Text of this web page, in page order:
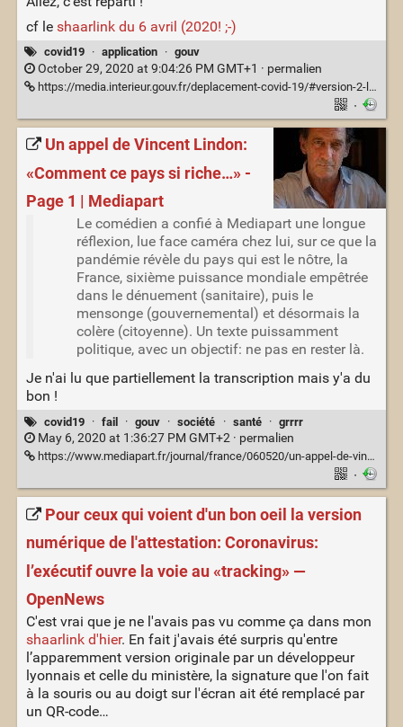
cf le shaarlink du 6 avril (2020! ;-)
covid19 · application · gouv
October 29, 2020 at 9:04:26 PM GMT+1 · permalien
https://media.interieur.gouv.fr/deplacement-covid-19/#version-2-le-retour
·
Un appel de Vincent Lindon:
«Comment ce pays si riche…» -
Page 1 | Mediapart
Le comédien a confié à Mediapart une longue
réflexion, lue face caméra chez lui, sur ce que la
pandémie révèle du pays qui est le nôtre, la
France, sixième puissance mondiale empêtrée
dans le dénuement (sanitaire), puis le
mensonge (gouvernemental) et désormais la
colère (citoyenne). Un texte puissamment
politique, avec un objectif: ne pas en rester là.
Je n'ai lu que partiellement la transcription mais y'a du
bon !
covid19 · fail · gouv · société · santé · grrrr
May 6, 2020 at 1:36:27 PM GMT+2 · permalien
https://www.mediapart.fr/journal/france/060520/un-appel-de-vincent-lindon-comment-ce-pays-si-riche
·
Pour ceux qui voient d'un bon oeil la version
numérique de l'attestation: Coronavirus:
l’exécutif ouvre la voie au «tracking» —
OpenNews
C'est vrai que je ne l'avais pas vu comme ça dans mon
shaarlink d'hier. En fait j'avais été surpris qu'entre
l’apparemment version originale par un développeur
lyonnais et celle du ministère, la signature que l'on fait
à la souris ou au doigt sur l'écran ait été remplacé par
un QR-code…